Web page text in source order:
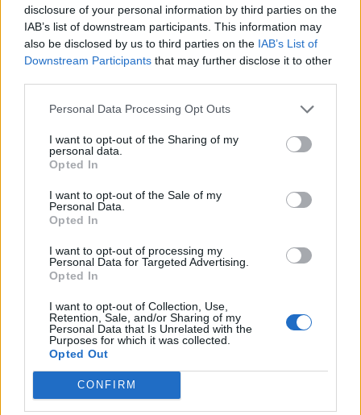
disclosure of your personal information by third parties on the
IAB’s list of downstream participants. This information may
also be disclosed by us to third parties on the IAB’s List of
Downstream Participants that may further disclose it to other
Personal Data Processing Opt Outs
I want to opt-out of the Sharing of my
personal data.
Opted In
I want to opt-out of the Sale of my
Personal Data.
Opted In
I want to opt-out of processing my
Personal Data for Targeted Advertising.
Opted In
I want to opt-out of Collection, Use,
Retention, Sale, and/or Sharing of my
Personal Data that Is Unrelated with the
Purposes for which it was collected.
Opted Out
CONFIRM
amerikai–iráni háború megbénítja a Perzsa-öböl
olajszállítmányait - írja a Reuters.
A hírügynökség értesülése szerint hét OPEC+-tagállam
állapodott meg arról, hogy júniusban napi mintegy 188
ezer hordóval emelik a kitermelési kvótákat. Ez már a
jelezni, hogy a csoport kész a kínálat bővítésére, amint a
konfliktus véget ér. A döntést az sem befolyásolta, hogy az
A keresett cikk a portfolio.hu hírarchívumához
tartozik, melynek olvasása előfizetéses
regisztrációhoz kötött.
Az előfizetés a következőket tartalmazza:
Portfolio.hu teljes cikkarchívum
Kötéslisták: BÉT elmúlt 2 év napon belüli